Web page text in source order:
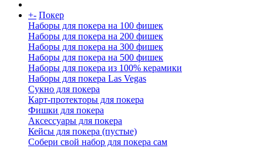
+- Покер
Наборы для покера на 100 фишек
Наборы для покера на 200 фишек
Наборы для покера на 300 фишек
Наборы для покера на 500 фишек
Наборы для покера из 100% керамики
Наборы для покера Las Vegas
Сукно для покера
Карт-протекторы для покера
Фишки для покера
Аксессуары для покера
Кейсы для покера (пустые)
Собери свой набор для покера сам